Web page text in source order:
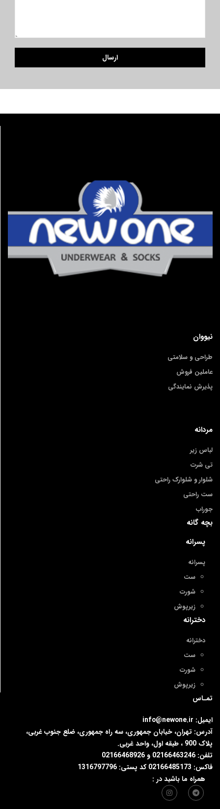
نیووان
طراحی و سلامتی
عاملین فروش
پذیرش نمایندگی
مردانه
لباس زیر
تی شرت
شلوار و شلوارک راحتی
ست راحتی
جوراب
بچه گانه
پسرانه
پسرانه
ست
شورت
زیرپوش
دخترانه
دخترانه
ست
شورت
زیرپوش
تمـاس
ایمیل: info@newone.ir
آدرس: تهران، خیابان جمهوری، سه راه جمهوری، ضلع جنوب غربی،
پلاک 900 ، طبقه اول، واحد غربی.
تلفن: 02166463246 و 02166468926
فاکس: 02166485173 کد پستی: 1316797796
همراه ما باشید در :